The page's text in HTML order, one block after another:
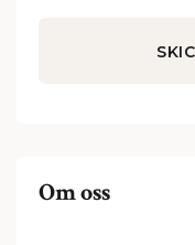
Om oss